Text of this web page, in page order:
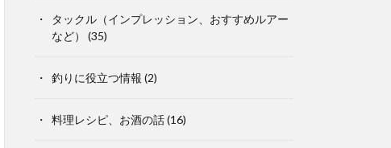
タックル（インプレッション、おすすめルアー
など）
(35)
釣りに役立つ情報 (2)
料理レシピ、お酒の話(16)